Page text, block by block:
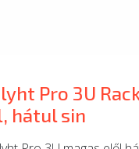
Pro 3U
hátul sin